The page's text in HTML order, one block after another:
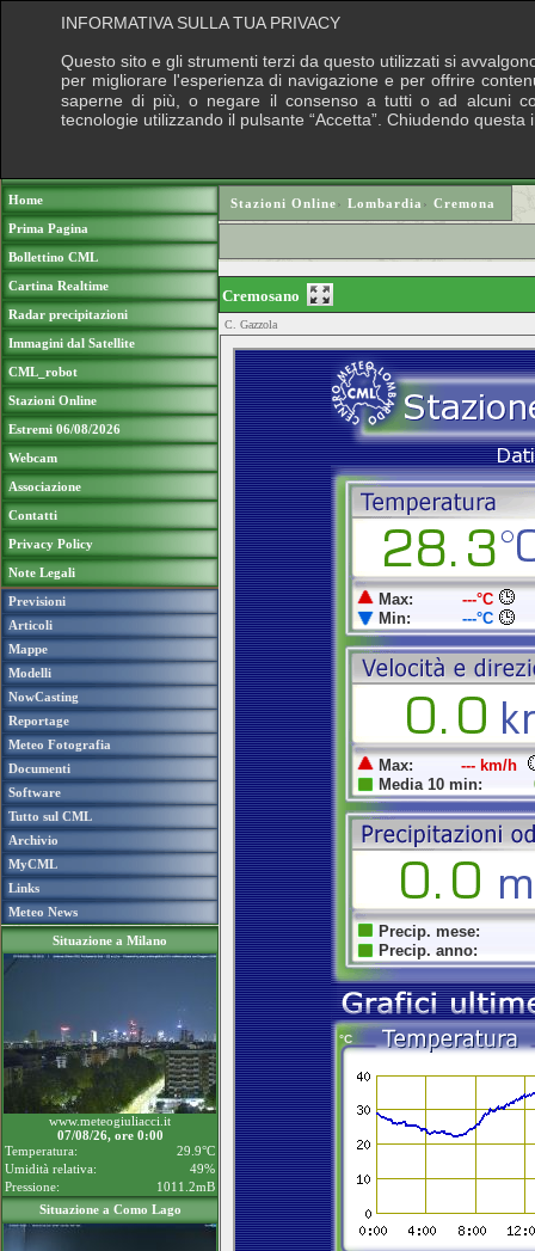
Home
Prima Pagina
Bollettino CML
Cartina Realtime
Radar precipitazioni
Immagini dal Satellite
CML_robot
Stazioni Online
Estremi 06/08/2026
Webcam
Associazione
Contatti
Privacy Policy
Note Legali
Previsioni
Articoli
Mappe
Modelli
NowCasting
Reportage
Meteo Fotografia
Documenti
Software
Tutto sul CML
Archivio
MyCML
Links
Meteo News
Situazione a Milano
www.meteogiuliacci.it
07/08/26, ore 0:00
Temperatura:
29.9°C
Umidità relativa:
49%
Pressione:
1011.2mB
Situazione a Como Lago
Stazioni Online› Lombardia › Cremona
Cremosano
C. Gazzola
INFORMATIVA SULLA TUA PRIVACY
Questo sito e gli strumenti terzi da questo utilizzati si
per migliorare l'esperienza di navigazione e per offrire
saperne di più, o negare il consenso a tutti o ad alcuni
tecnologie utilizzando il pulsante “Accetta”. Chiudendo